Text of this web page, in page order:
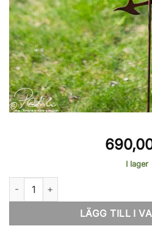
I lager
Drake mängd
LÄGG TILL I